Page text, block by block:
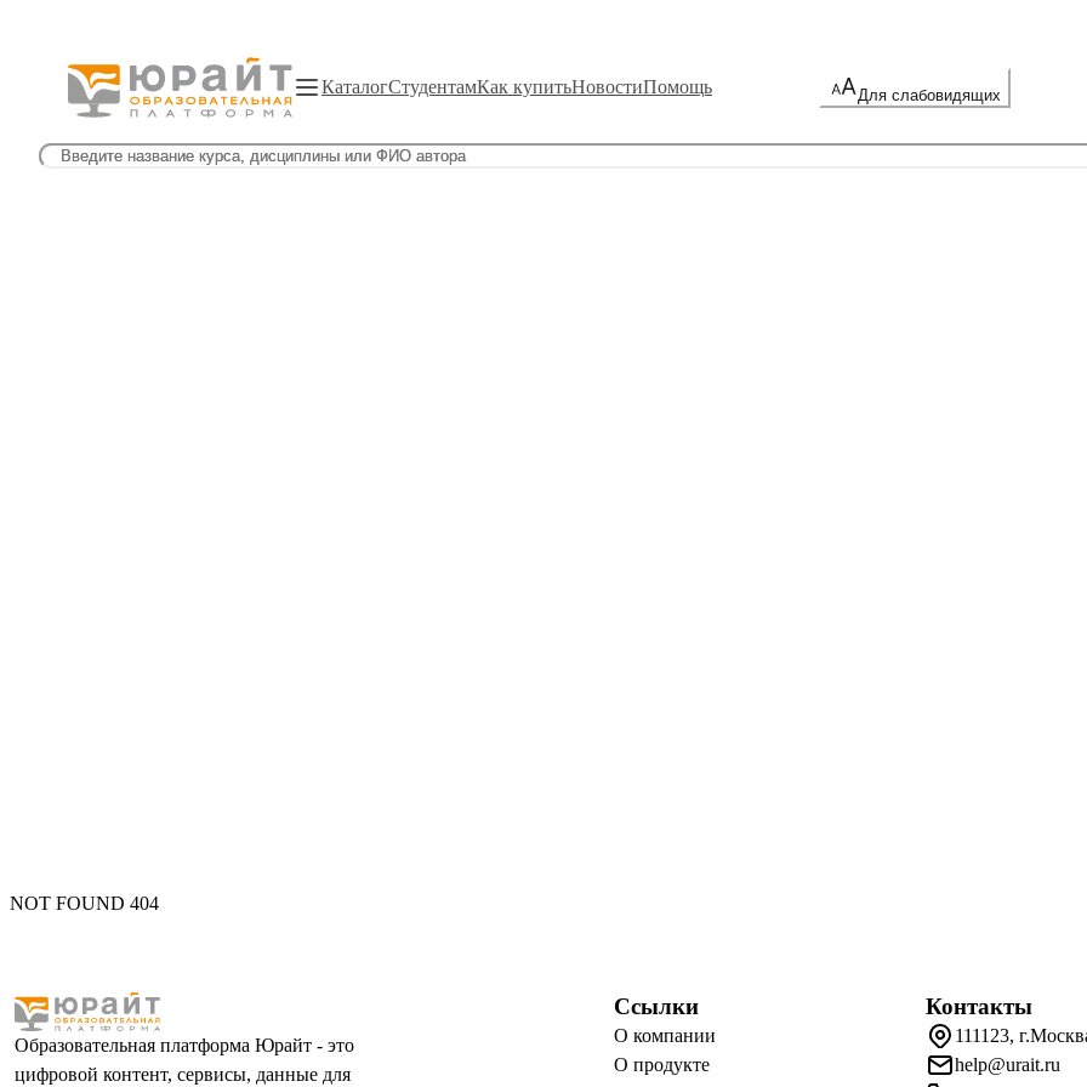
КаталогСтудентамКак купитьНовостиПомощь Для слабовидящих
NOT FOUND 404
Образовательная платформа Юрайт - это
цифровой контент, сервисы, данные для
Ссылки
О компании
О продукте
Контакты
111123,
help@urait.ru